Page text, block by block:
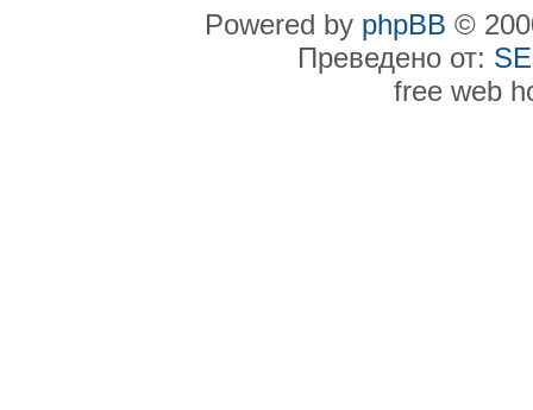
Powered by phpBB ©
Преведено от:
free web